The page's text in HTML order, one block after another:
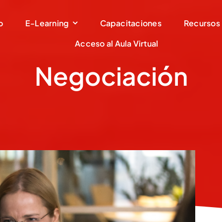
E-Learning Capacitaciones
Recursos
Acceso al Aula Virtual
Negociación